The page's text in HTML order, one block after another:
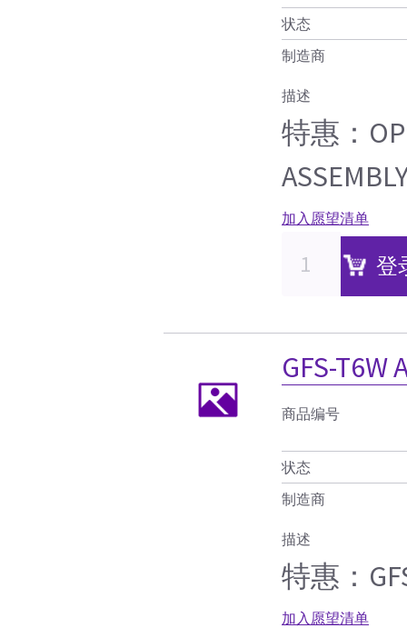
状态
制造商
描述
特惠：
加入愿望清单
登
GFS-T6W
商品编号
状态
制造商
描述
特惠：
加入愿望清单